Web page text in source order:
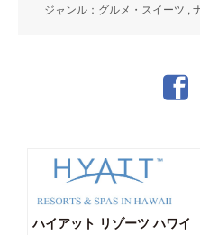
ジャンル：グルメ・スイーツ ,
ハイアット リゾーツ ハワイ